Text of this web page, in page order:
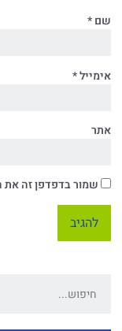
שם*
אימייל*
אתר
שמור בדפדפן זה